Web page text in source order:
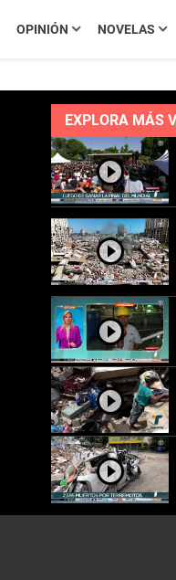
OPINIÓN NOVELAS
EXPLORA MÁS